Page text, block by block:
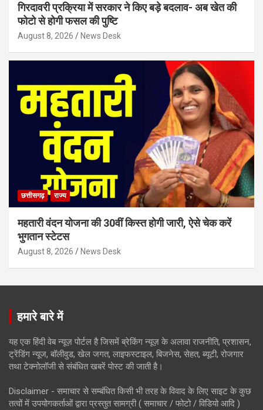
गिरदावरी प्रक्रिया में सरकार ने किए बड़े बदलाव- अब खेत की
फोटो से होगी फसल की पुष्टि
August 8, 2026 News Desk
छत्तीसगढ़ राज्य
महतारी वंदन योजना की 30वीं किस्त होगी जारी, ऐसे चेक करें
भुगतान स्टेटस
August 8, 2026 News Desk
हमारे बारे में
यह एक हिंदी वेब न्यूज़ पोर्टल है जिसमें ब्रेकिंग न्यूज़ के अलावा राजनीति, प्रशासन,
ट्रेंडिंग न्यूज, बॉलीवुड, खेल जगत, लाइफस्टाइल, बिजनेस, सेहत, ब्यूटी, रोजगार
तथा टेक्नोलॉजी से संबंधित खबरें पोस्ट की जाती है।
Disclaimer - समाचार से सम्बंधित किसी भी तरह के विवाद के लिए साइट के कुछ
तत्वों में उपयोगकर्ताओं द्वारा प्रस्तुत सामग्री ( समाचार / फोटो / विडियो आदि )